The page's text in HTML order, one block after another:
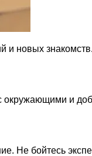
и новых
и
Не бойтесь